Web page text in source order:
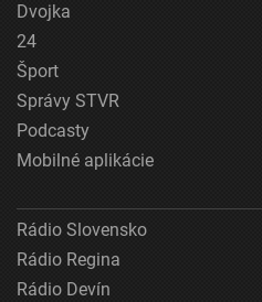
Dvojka
24
Šport
Správy STVR
Podcasty
Mobilné aplikácie
Rádio Slovensko
Rádio Regina
Rádio Devín